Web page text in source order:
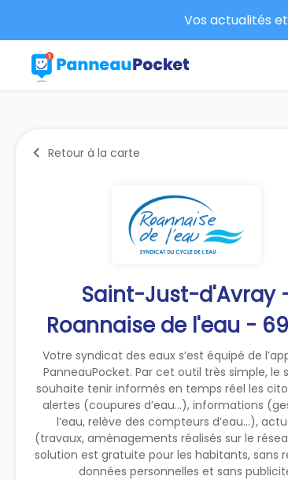
Vos actualités
Retour à la carte
Saint-Just-d'Avray
Roannaise de l'eau -
Votre syndicat des eaux s’est équipé de
PanneauPocket. Par cet outil très simple, le
souhaite tenir informés en temps réel les
alertes (coupures d’eau...), informations
l’eau, relève des compteurs d’eau...),
(travaux, aménagements réalisés sur le
solution est gratuite pour les habitants, sans
données personnelles et sans